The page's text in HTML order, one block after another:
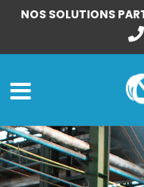
NOS SOLUTIONS